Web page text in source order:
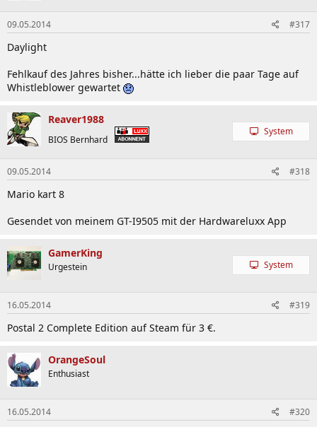
09.05.2014 #317
Daylight
Fehlkauf des Jahres bisher...hätte ich lieber die paar Tage auf
Whistleblower gewartet
Reaver1988
BIOS Bernhard
System
09.05.2014 #318
Mario kart 8
Gesendet von meinem GT-I9505 mit der Hardwareluxx App
GamerKing
Urgestein System
16.05.2014 #319
Postal 2 Complete Edition auf Steam für 3 €.
OrangeSoul
Enthusiast
16.05.2014 #320